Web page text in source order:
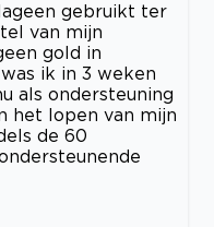
gebruikt ter
van mijn
gold in
ik in 3 weken
als ondersteuning
het lopen van mijn
de 60